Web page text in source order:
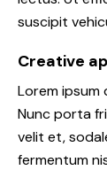
suscipit
Creative
Lorem
Nunc porta
velit et,
fermentum